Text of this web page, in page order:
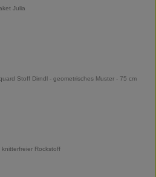
Julia
Stoff Dirndl - geometrisches Muster - 75 cm
Rockstoff